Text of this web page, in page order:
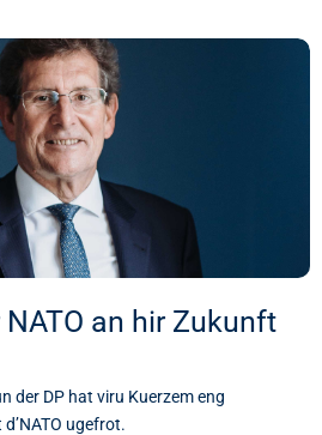
NATO an hir Zukunft
der DP hat viru Kuerzem eng
ugefrot.